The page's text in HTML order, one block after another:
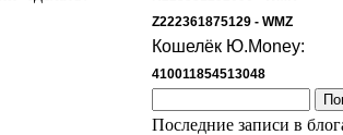
Z222361875129 - WMZ
Кошелёк Ю.Money:
410011854513048
Последние записи в